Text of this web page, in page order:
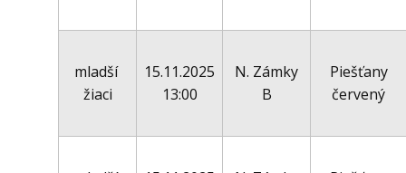
mladší
žiaci
15.11.2025
13:00
N. Zámky
B
Piešťany
červený